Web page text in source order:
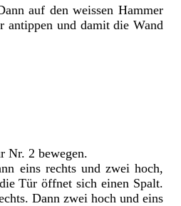
auf den weissen Hammer
antippen und damit die Wand
Nr. 2 bewegen.
eins rechts und zwei hoch,
Tür öffnet sich einen Spalt.
Dann zwei hoch und eins